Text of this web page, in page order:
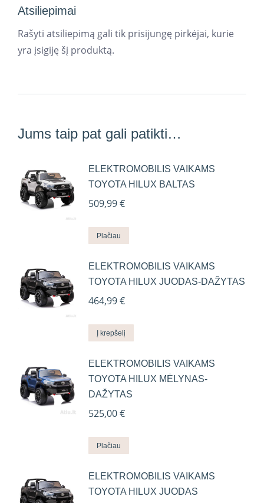
Atsiliepimai
Rašyti atsiliepimą gali tik prisijungę pirkėjai, kurie
yra įsigiję šį produktą.
Jums taip pat gali patikti…
ELEKTROMOBILIS VAIKAMS
TOYOTA HILUX BALTAS
509,99€
Plačiau
ELEKTROMOBILIS VAIKAMS
TOYOTA HILUX JUODAS-DAŽYTAS
464,99€
Į krepšelį
ELEKTROMOBILIS VAIKAMS
TOYOTA HILUX MĖLYNAS-
DAŽYTAS
525,00€
Plačiau
ELEKTROMOBILIS VAIKAMS
TOYOTA HILUX JUODAS